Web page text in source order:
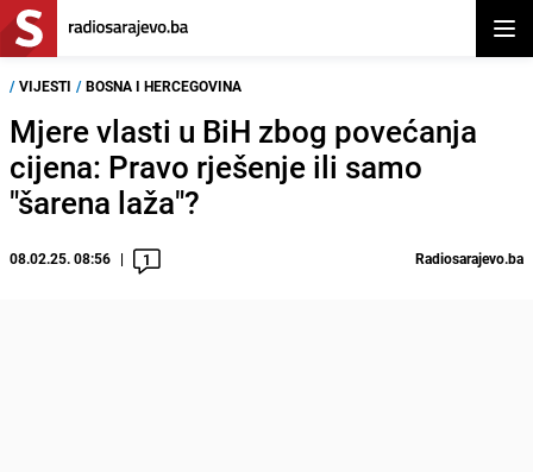
/ VIJESTI / BOSNA I HERCEGOVINA
Mjere vlasti u BiH zbog povećanja
cijena: Pravo rješenje ili samo
"šarena laža"?
08.02.25. 08:56 1 Radiosarajevo.ba